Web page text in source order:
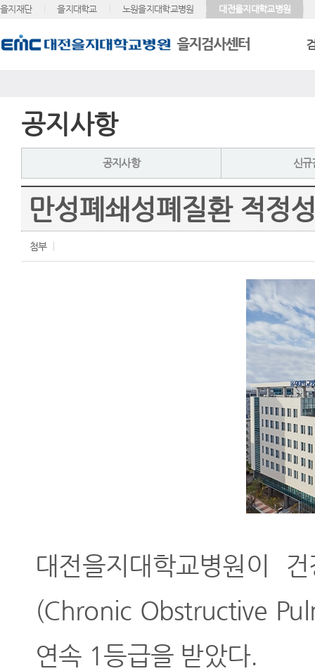
을지재단 을지대학교 노원을지대학교병원 대전을지대학교병원
공지사항
공지사항 신규
만성폐쇄성폐질환 적정
첨부
대전을지대학교병원이
(Chronic Obstructive
연속 1등급을 받았다.